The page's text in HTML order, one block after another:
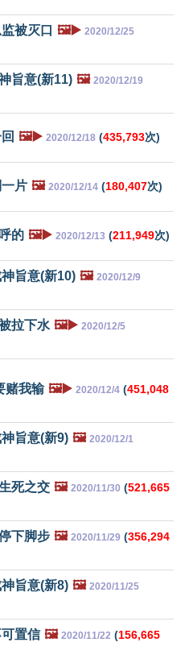
被灭口 🖼️▶️ 2020/12/25
旨意(新11) 🖼️ 2020/12/19
🖼️▶️ 2020/12/18 (435,793次)
片 🖼️ 2020/12/14 (180,407次)
的 🖼️▶️ 2020/12/13 (211,949次)
旨意(新10) 🖼️ 2020/12/9
拉下水 🖼️▶️ 2020/12/5
赌我输 🖼️▶️ 2020/12/4 (451,048
旨意(新9) 🖼️ 2020/12/1
死之交 🖼️ 2020/11/30 (521,665
下脚步 🖼️ 2020/11/29 (356,294
旨意(新8) 🖼️ 2020/11/25
置信 🖼️ 2020/11/22 (156,665